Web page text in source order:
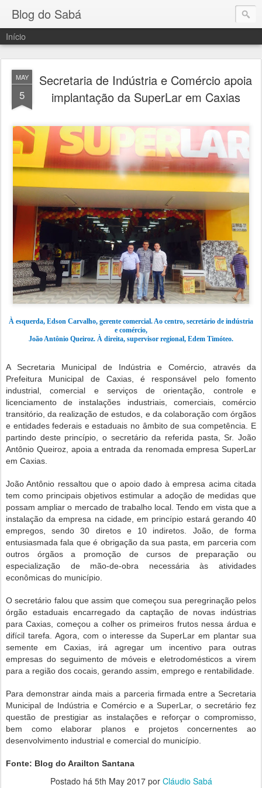
Blog do Sabá
Início
MAY
5
Secretaria de Indústria e Comércio apoia
implantação da SuperLar em Caxias
À esquerda, Edson Carvalho, gerente comercial. Ao centro, secretário de indústria
e comércio,
João Antônio Queiroz. À direita, supervisor regional, Edem Timóteo.
A Secretaria Municipal de Indústria e Comércio, através da
Prefeitura Municipal de Caxias, é responsável pelo fomento
industrial, comercial e serviços de orientação, controle e
licenciamento de instalações industriais, comerciais, comércio
transitório, da realização de estudos, e da colaboração com órgãos
e entidades federais e estaduais no âmbito de sua competência. E
partindo deste princípio, o secretário da referida pasta, Sr. João
Antônio Queiroz, apoia a entrada da renomada empresa SuperLar
em Caxias.
João Antônio ressaltou que o apoio dado à empresa acima citada
tem como principais objetivos estimular a adoção de medidas que
possam ampliar o mercado de trabalho local. Tendo em vista que a
instalação da empresa na cidade, em princípio estará gerando 40
empregos, sendo 30 diretos e 10 indiretos. João, de forma
entusiasmada fala que é obrigação da sua pasta, em parceria com
outros órgãos a promoção de cursos de preparação ou
especialização de mão-de-obra necessária às atividades
econômicas do município.
O secretário falou que assim que começou sua peregrinação pelos
órgão estaduais encarregado da captação de novas indústrias
para Caxias, começou a colher os primeiros frutos nessa árdua e
difícil tarefa. Agora, com o interesse da SuperLar em plantar sua
semente em Caxias, irá agregar um incentivo para outras
empresas do seguimento de móveis e eletrodomésticos a virem
para a região dos cocais, gerando assim, emprego e rentabilidade.
Para demonstrar ainda mais a parceria firmada entre a Secretaria
Municipal de Indústria e Comércio e a SuperLar, o secretário fez
questão de prestigiar as instalações e reforçar o compromisso,
bem como elaborar planos e projetos concernentes ao
desenvolvimento industrial e comercial do município.
Fonte: Blog do Arailton Santana
Postado há 5th May 2017por Cláudio Sabá